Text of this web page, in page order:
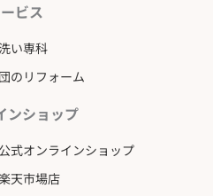
ビス
い専科
のリフォーム
ンショップ
式オンラインショップ
天市場店